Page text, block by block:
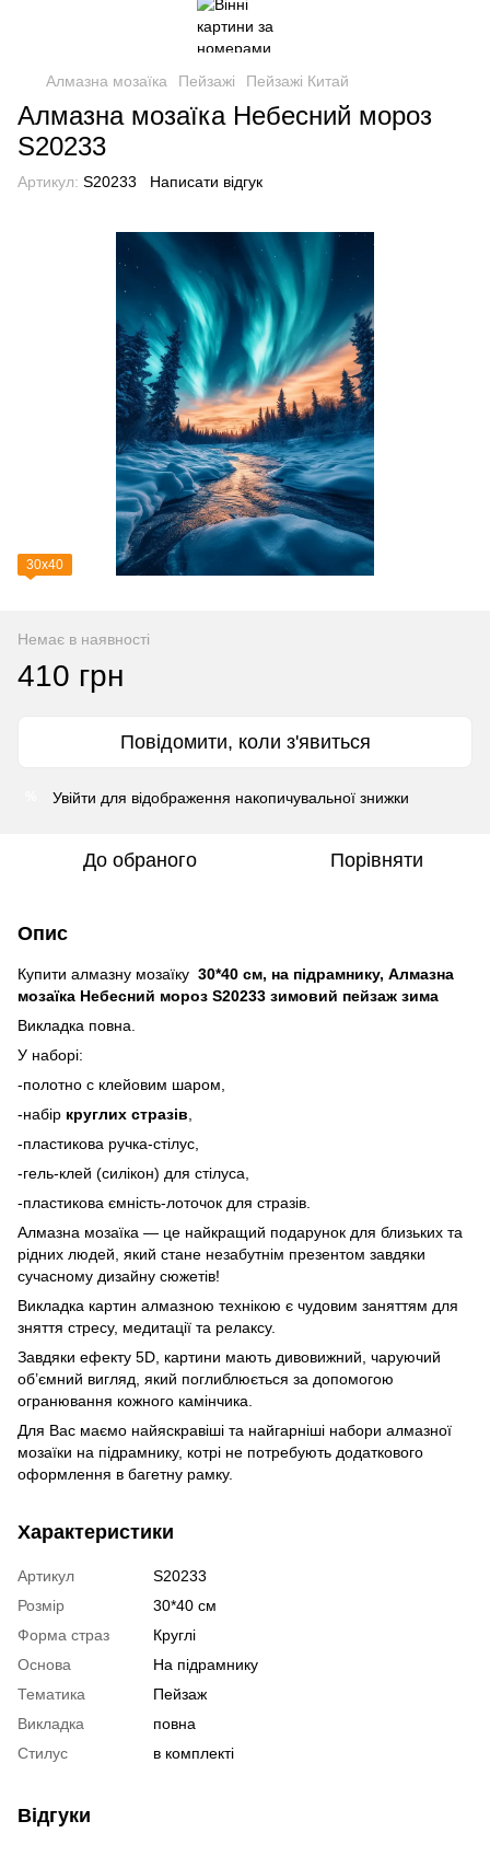
Алмазна мозаїка Пейзажі Пейзажі Китай
Алмазна мозаїка Небесний мороз
S20233
Артикул: S20233 Написати відгук
30х40
Немає в наявності
410 грн
Повідомити, коли з'явиться
Увійти для відображення накопичувальної знижки
До обраного Порівняти
Опис
Купити алмазну мозаїку 30*40 см, на підрамнику, Алмазна
мозаїка Небесний мороз S20233 зимовий пейзаж зима
Викладка повна.
У наборі:
-полотно с клейовим шаром,
-набір круглих стразів
-пластикова ручка-стілус,
-гель-клей (силікон) для стілуса,
-пластикова ємність-лоточок для стразів.
Алмазна мозаїка — це найкращий подарунок для близьких та
рідних людей, який стане незабутнім презентом завдяки
сучасному дизайну сюжетів!
Викладка картин алмазною технікою є чудовим заняттям для
зняття стресу, медитації та релаксу.
Завдяки ефекту 5D, картини мають дивовижний, чаруючий
об’ємний вигляд, який поглиблюється за допомогою
огранювання кожного камінчика.
Для Вас маємо найяскравіші та найгарніші набори алмазної
мозаїки на підрамнику, котрі не потребують додаткового
оформлення в багетну рамку.
Характеристики
Артикул
S20233
Розмір
30*40 см
Форма страз
Круглі
Основа
На підрамнику
Тематика
Пейзаж
Викладка
повна
Стилус
в комплекті
Відгуки